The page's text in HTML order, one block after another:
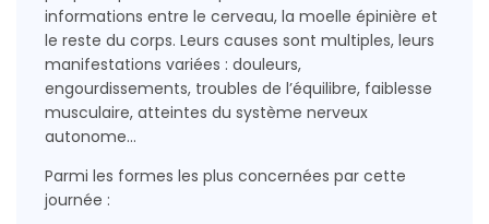
informations entre le cerveau, la moelle épinière et
le reste du corps. Leurs causes sont multiples, leurs
manifestations variées : douleurs,
engourdissements, troubles de l’équilibre, faiblesse
musculaire, atteintes du système nerveux
autonome…
Parmi les formes les plus concernées par cette
journée :